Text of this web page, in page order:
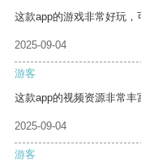
这款app的游戏非常好玩，
2025-09-04
游客
这款app的视频资源非常丰
2025-09-04
游客